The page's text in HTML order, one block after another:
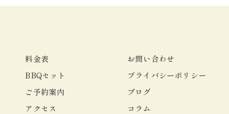
料金表
BBQセット
ご予約案内
アクセス
お問い合わせ
プライバシーポリシー
ブログ
コラム